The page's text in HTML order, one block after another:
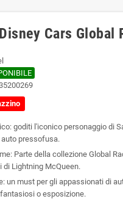
Cars Global
goditi l'iconico personaggio di
pressofusa.
Parte della collezione Global
di Lightning McQueen.
un must per gli appassionati di
o esposizione.